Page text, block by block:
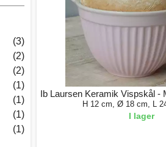
(3)
(2)
(2)
(1)
(1)
(1)
(1)
Ib Laursen Keramik Vispskål -
H 12 cm, Ø 18 cm, L
I lager